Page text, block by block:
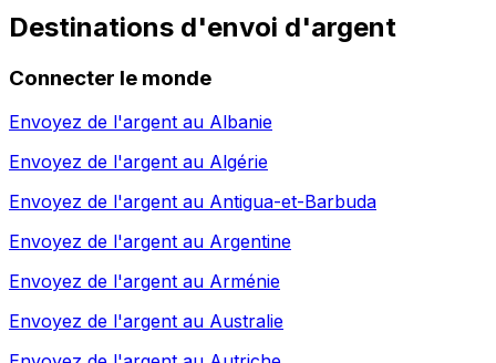
Destinations d'envoi d'argent
Connecter le monde
Envoyez de l'argent au Albanie
Envoyez de l'argent au Algérie
Envoyez de l'argent au Antigua-et-Barbuda
Envoyez de l'argent au Argentine
Envoyez de l'argent au Arménie
Envoyez de l'argent au Australie